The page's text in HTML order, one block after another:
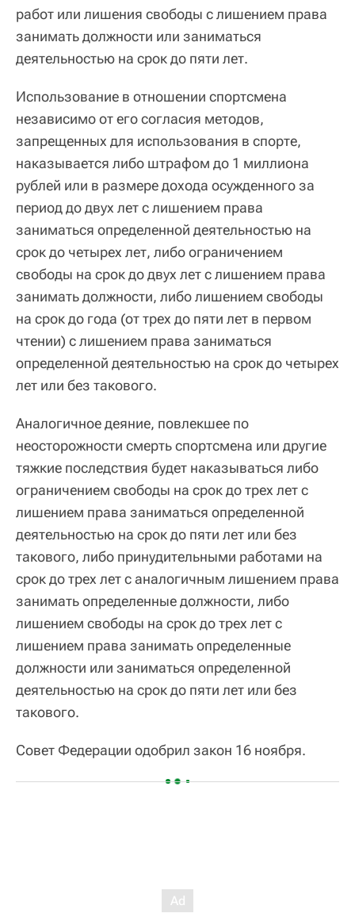
работ или лишения свободы с лишением права
занимать должности или заниматься
деятельностью на срок до пяти лет.
Использование в отношении спортсмена
независимо от его согласия методов,
запрещенных для использования в спорте,
наказывается либо штрафом до 1 миллиона
рублей или в размере дохода осужденного за
период до двух лет с лишением права
заниматься определенной деятельностью на
срок до четырех лет, либо ограничением
свободы на срок до двух лет с лишением права
занимать должности, либо лишением свободы
на срок до года (от трех до пяти лет в первом
чтении) с лишением права заниматься
определенной деятельностью на срок до четырех
лет или без такового.
Аналогичное деяние, повлекшее по
неосторожности смерть спортсмена или другие
тяжкие последствия будет наказываться либо
ограничением свободы на срок до трех лет с
лишением права заниматься определенной
деятельностью на срок до пяти лет или без
такового, либо принудительными работами на
срок до трех лет с аналогичным лишением права
занимать определенные должности, либо
лишением свободы на срок до трех лет с
лишением права занимать определенные
должности или заниматься определенной
деятельностью на срок до пяти лет или без
такового.
Совет Федерации одобрил закон 16 ноября.